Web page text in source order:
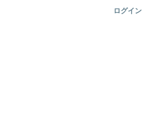
ログイン